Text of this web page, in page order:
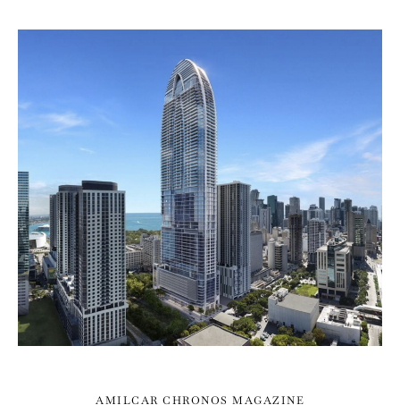
AMILCAR CHRONOS MAGAZINE